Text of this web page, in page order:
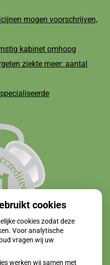
mogen voorschrijven,
kabinet omhoog
ziekte meer: aantal
cookies
cookies zodat deze
Voor analytische
vragen wij uw
werken wij samen met